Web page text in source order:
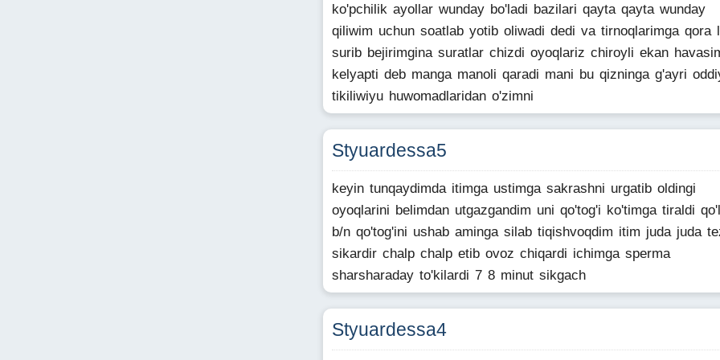
ko'pchilik ayollar wunday bo'ladi bazilari qayta qayta wunday
qiliwim uchun soatlab yotib oliwadi dedi va tirnoqlarimga qora
surib bejirimgina suratlar chizdi oyoqlariz chiroyli ekan
kelyapti deb manga manoli qaradi mani bu qizninga g'ayri
tikiliwiyu huwomadlaridan o'zimni
Styuardessa5
keyin tunqaydimda itimga ustimga sakrashni urgatib oldingi
oyoqlarini belimdan utgazgandim uni qo'tog'i ko'timga tiraldi
b/n qo'tog'ini ushab aminga silab tiqishvoqdim itim juda juda
sikardir chalp chalp etib ovoz chiqardi ichimga sperma
sharsharaday to'kilardi 7 8 minut sikgach
Styuardessa4